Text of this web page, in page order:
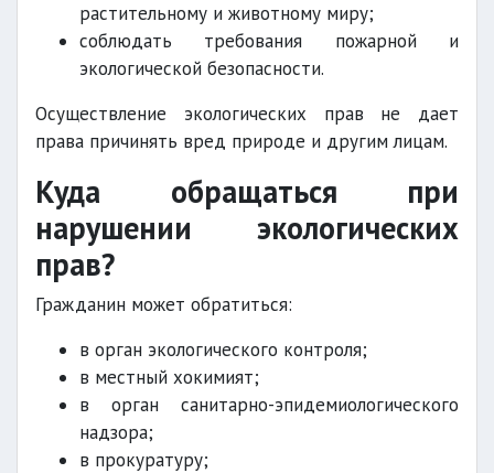
растительному и животному миру;
соблюдать требования пожарной и
экологической безопасности.
Осуществление экологических прав не дает
права причинять вред природе и другим лицам.
Куда обращаться при
нарушении экологических
прав?
Гражданин может обратиться:
в орган экологического контроля;
в местный хокимият;
в орган санитарно-эпидемиологического
надзора;
в прокуратуру;